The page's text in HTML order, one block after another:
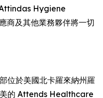
Hygiene
商及其他業務夥伴將一切
於美國北卡羅來納州羅
美的 Attends Healthcare